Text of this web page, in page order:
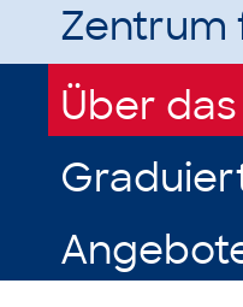
Zentrum
Über das